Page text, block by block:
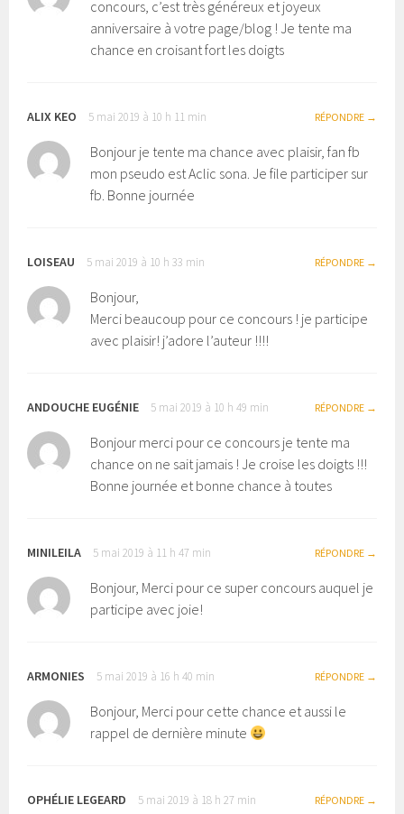
concours, c’est très généreux et joyeux
anniversaire à votre page/blog ! Je tente ma
chance en croisant fort les doigts
ALIX KEO 5 mai 2019 à 10 h 11 min RÉPONDRE
Bonjour je tente ma chance avec plaisir, fan fb
mon pseudo est Aclic sona. Je file participer sur
fb. Bonne journée
LOISEAU 5 mai 2019 à 10 h 33 min RÉPONDRE
Bonjour,
Merci beaucoup pour ce concours ! je participe
avec plaisir! j’adore l’auteur !!!!
ANDOUCHE EUGÉNIE 5 mai 2019 à 10 h 49 min RÉPONDRE
Bonjour merci pour ce concours je tente ma
chance on ne sait jamais ! Je croise les doigts !!!
Bonne journée et bonne chance à toutes
MINILEILA 5 mai 2019 à 11 h 47 min RÉPONDRE
Bonjour, Merci pour ce super concours auquel je
participe avec joie!
ARMONIES 5 mai 2019 à 16 h 40 min RÉPONDRE
Bonjour, Merci pour cette chance et aussi le
rappel de dernière minute
OPHÉLIE LEGEARD 5 mai 2019 à 18 h 27 min RÉPONDRE